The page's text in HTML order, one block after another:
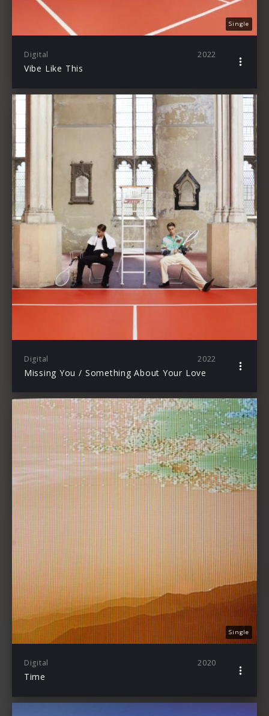
Single
Digital 2022
Vibe Like This
Digital 2022
Missing You / Something About Your Love
Single
Digital 2020
Time